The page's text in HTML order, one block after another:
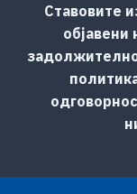
Ставовите
објавени